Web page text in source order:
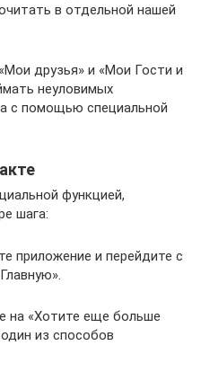
в отдельной нашей
друзья» и «Мои Гости и
неуловимых
с помощью специальной
функцией,
шага:
приложение и перейдите с
на «Хотите еще больше
из способов